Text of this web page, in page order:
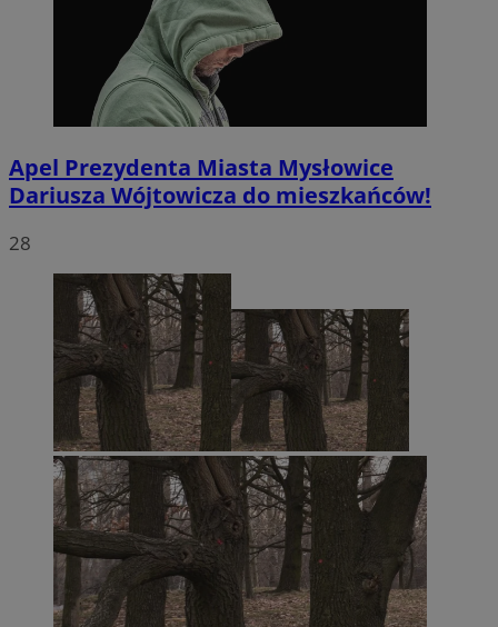
Apel Prezydenta Miasta Mysłowice
Dariusza Wójtowicza do mieszkańców!
28